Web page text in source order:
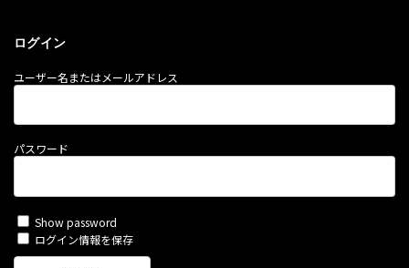
ログイン
ユーザー名またはメールアドレス
パスワード
Show password
ログイン情報を保存